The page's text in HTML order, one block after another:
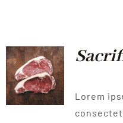
Lorem